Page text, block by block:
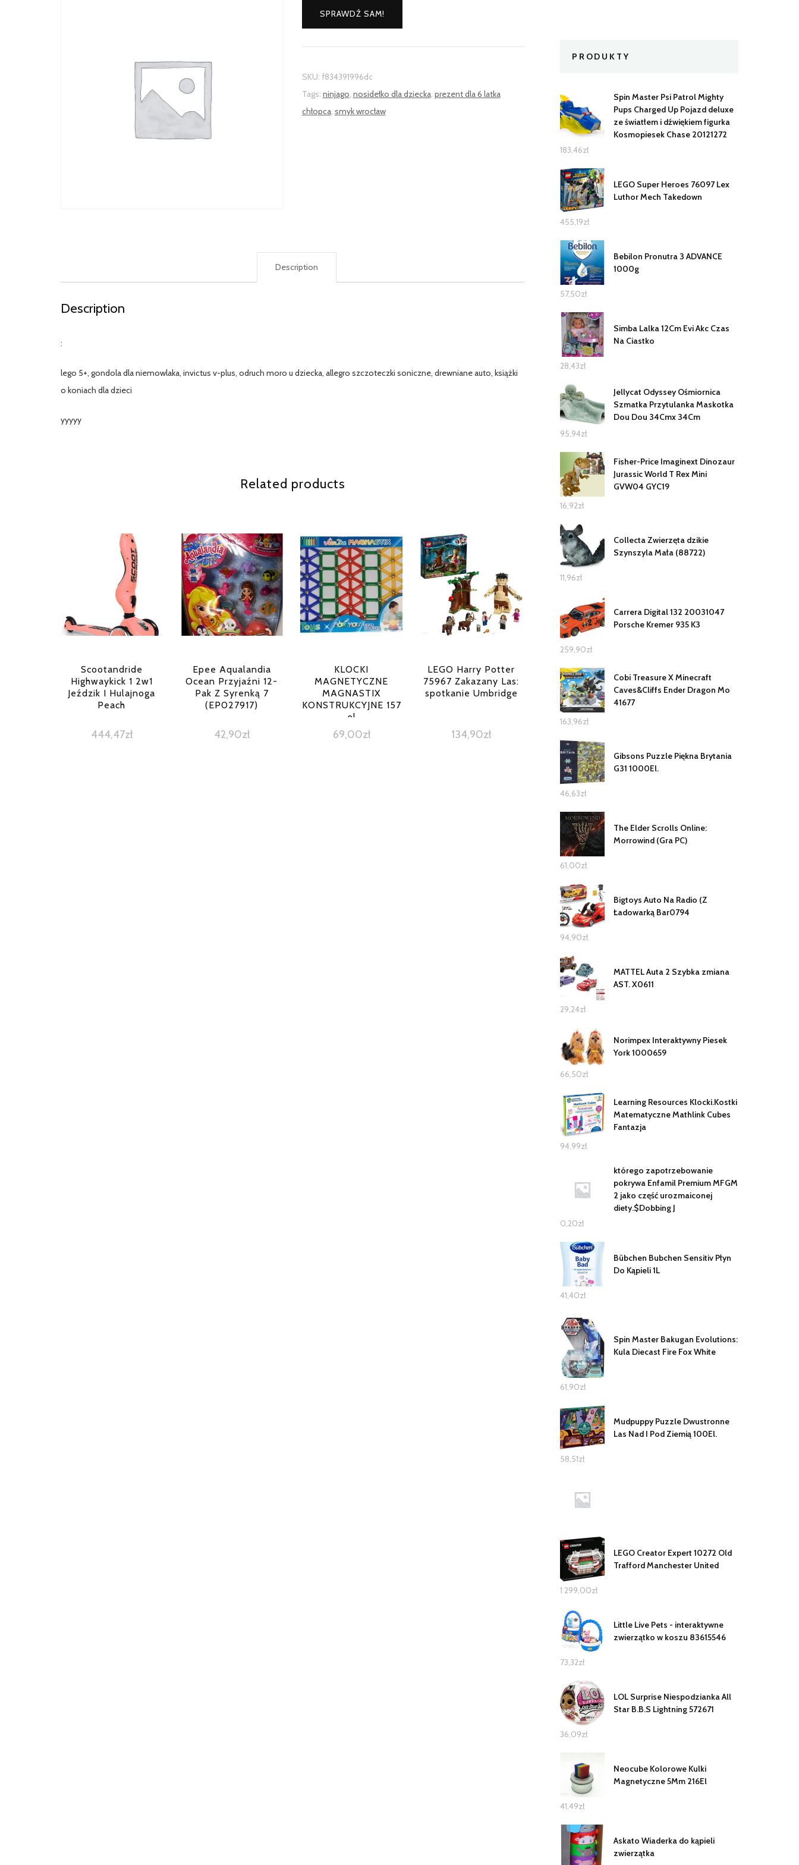
SPRAWDŹ SAM!
SKU: f834391996dc
Tags: ninjago, nosidełko dla dziecka, prezent dla 6 latka
chłopca, smyk wrocław
Description
Description
:
lego 5+, gondola dla niemowlaka, invictus v-plus, odruch moro u dziecka, allegro szczoteczki soniczne, drewniane auto, książki
o koniach dla dzieci
yyyyy
Related products
Scootandride
Highwaykick 1 2w1
Jeździk I Hulajnoga
Peach
444,47zł
Epee Aqualandia
Ocean Przyjaźni 12-
Pak Z Syrenką 7
(EP027917)
42,90zł
KLOCKI
MAGNETYCZNE
MAGNASTIX
KONSTRUKCYJNE 157
el
69,00zł
LEGO Harry Potter
75967 Zakazany Las:
spotkanie Umbridge
134,90zł
PRODUKTY
Spin Master Psi Patrol Mighty
Pups Charged Up Pojazd deluxe
ze światłem i dźwiękiem figurka
Kosmopiesek Chase 20121272
183,46zł
LEGO Super Heroes 76097 Lex
Luthor Mech Takedown
455,19zł
Bebilon Pronutra 3 ADVANCE
1000g
57,50zł
Simba Lalka 12Cm Evi Akc Czas
Na Ciastko
28,43zł
Jellycat Odyssey Ośmiornica
Szmatka Przytulanka Maskotka
Dou Dou 34Cmx 34Cm
95,94zł
Fisher-Price Imaginext Dinozaur
Jurassic World T Rex Mini
GVW04 GYC19
16,92zł
Collecta Zwierzęta dzikie
Szynszyla Mała (88722)
11,96zł
Carrera Digital 132 20031047
Porsche Kremer 935 K3
259,90zł
Cobi Treasure X Minecraft
Caves&Cliffs Ender Dragon Mo
41677
163,96zł
Gibsons Puzzle Piękna Brytania
G31 1000El.
46,63zł
The Elder Scrolls Online:
Morrowind (Gra PC)
61,00zł
Bigtoys Auto Na Radio (Z
Ładowarką Bar0794
94,90zł
MATTEL Auta 2 Szybka zmiana
AST. X0611
29,24zł
Norimpex Interaktywny Piesek
York 1000659
66,50zł
Learning Resources Klocki.Kostki
Matematyczne Mathlink Cubes
Fantazja
94,99zł
którego zapotrzebowanie
pokrywa Enfamil Premium MFGM
2 jako część urozmaiconej
diety.$Dobbing J
0,20zł
Bübchen Bubchen Sensitiv Płyn
Do Kąpieli 1L
41,40zł
Spin Master Bakugan Evolutions:
Kula Diecast Fire Fox White
61,90zł
Mudpuppy Puzzle Dwustronne
Las Nad I Pod Ziemią 100El.
58,51zł
LEGO Creator Expert 10272 Old
Trafford Manchester United
1 299,00zł
Little Live Pets - interaktywne
zwierzątko w koszu 83615546
73,32zł
LOL Surprise Niespodzianka All
Star B.B.S Lightning 572671
36,09zł
Neocube Kolorowe Kulki
Magnetyczne 5Mm 216El
41,49zł
Askato Wiaderka do kąpieli
zwierzątka